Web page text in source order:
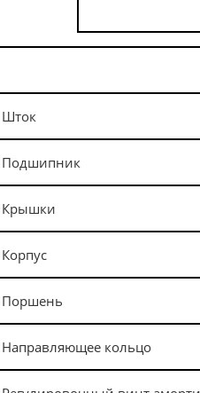
Шток
Подшипник
Крышки
Корпус
Поршень
Направляющее кольцо